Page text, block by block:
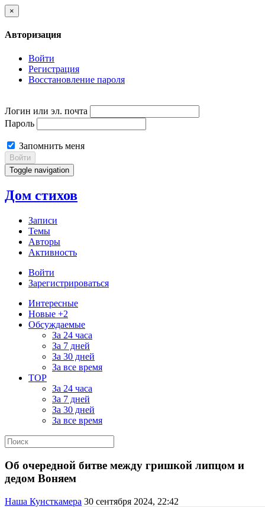
×
Авторизация
Войти
Регистрация
Восстановление пароля
Логин или эл. почта
Пароль
Запомнить меня
Войти
Toggle navigation
Дом стихов
Записи
Темы
Авторы
Активность
Войти
Зарегистрироваться
Интересные
Новые +2
Обсуждаемые
За 24 часа
За 7 дней
За 30 дней
За все время
TOP
За 24 часа
За 7 дней
За 30 дней
За все время
Об очередной битве между гришкой липцом и
дедом Воняем
Наша Кунсткамера 30 сентября 2024, 22:42